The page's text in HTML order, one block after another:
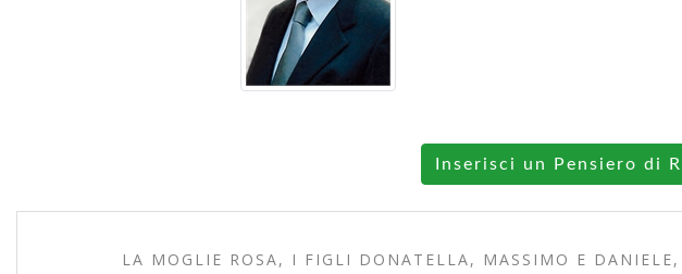
Inserisci un Pensiero di
LA MOGLIE ROSA, I FIGLI DONATELLA, MASSIMO E